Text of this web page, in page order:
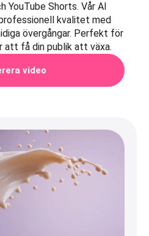
YouTube Shorts. Vår AI
kvalitet med
övergångar. Perfekt för
att få din publik att växa.
video